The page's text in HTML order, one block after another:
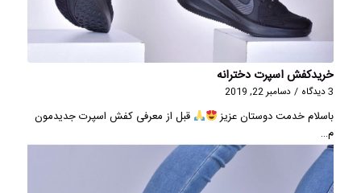
خریدکفش اسپرت دخترانه
3 دیدگاه / دسامبر 22, 2019
باسلام خدمت دوستان عزیز
قبل از معرفی کفش اسپرت جدیدمون
م…